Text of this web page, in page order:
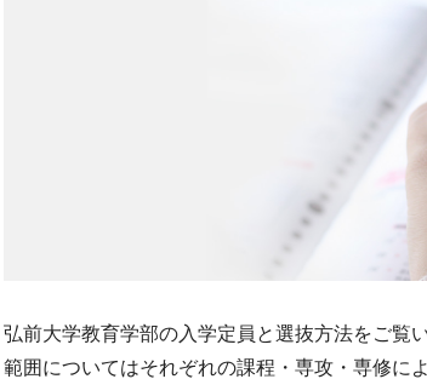
弘前大学教育学部の入学定員と選抜方法をご覧
範囲についてはそれぞれの課程・専攻・専修に